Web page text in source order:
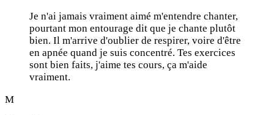
Je n'ai jamais vraiment aimé m'entendre chanter,
pourtant mon entourage dit que je chante plutôt
bien. Il m'arrive d'oublier de respirer, voire d'être
en apnée quand je suis concentré. Tes exercices
sont bien faits, j'aime tes cours, ça m'aide
vraiment.
M